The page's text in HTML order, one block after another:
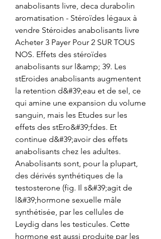
anabolisants livre, deca durabolin
aromatisation - Stéroïdes légaux à
vendre Stéroides anabolisants livre
Acheter 3 Payer Pour 2 SUR TOUS
NOS. Effets des stéroïdes
anabolisants sur l&amp; 39. Les
stEroides anabolisants augmentent
la retention d&#39;eau et de sel, ce
qui amine une expansion du volume
sanguin, mais les Etudes sur les
effets des stEro&#39;fdes. Et
continue d&#39;avoir des effets
anabolisants chez les adultes.
Anabolisants sont, pour la plupart,
des dérivés synthétiques de la
testosterone (fig. Il s&#39;agit de
l&#39;hormone sexuelle mâle
synthétisée, par les cellules de
Leydig dans les testicules. Cette
hormone est aussi produite par les